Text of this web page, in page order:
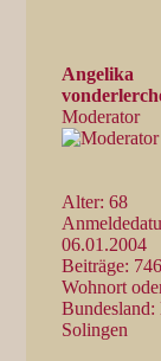
Angelika
Moderator
Alter: 68
06.01.2004
Beiträge:
Wohnort
Solingen